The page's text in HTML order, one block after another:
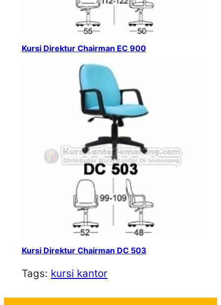
Kursi Direktur Chairman EC 900
Kursi Direktur Chairman DC 503
Tags: kursi kantor